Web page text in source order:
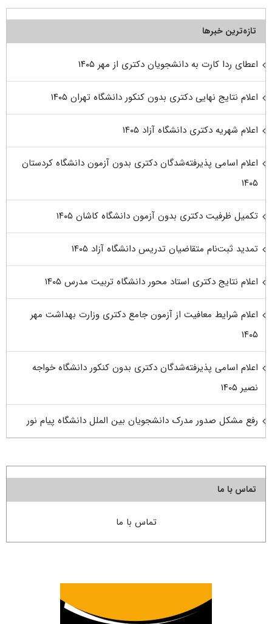
تازه‌ترین خبرها
اعطای ردا کارت به دانشجویان دکتری از مهر ۱۴۰۵
اعلام نتایج نهایی دکتری بدون کنکور دانشگاه تهران ۱۴۰۵
اعلام شهریه دکتری دانشگاه آزاد ۱۴۰۵
اعلام اسامی پذیرفته‌شدگان دکتری بدون آزمون دانشگاه کردستان
۱۴۰۵
تکمیل ظرفیت دکتری بدون آزمون دانشگاه کاشان ۱۴۰۵
تمدید ثبت‌نام متقاضیان تدریس دانشگاه آزاد ۱۴۰۵
اعلام نتایج دکتری استاد محور دانشگاه تربیت مدرس ۱۴۰۵
اعلام شرایط معافیت از آزمون جامع دکتری وزارت بهداشت مهر
۱۴۰۵
اعلام اسامی پذیرفته‌شدگان دکتری بدون کنکور دانشگاه خواجه
نصیر ۱۴۰۵
رفع مشکل صدور مدرک دانشجویان بین الملل دانشگاه پیام نور
تماس با ما
تماس با ما